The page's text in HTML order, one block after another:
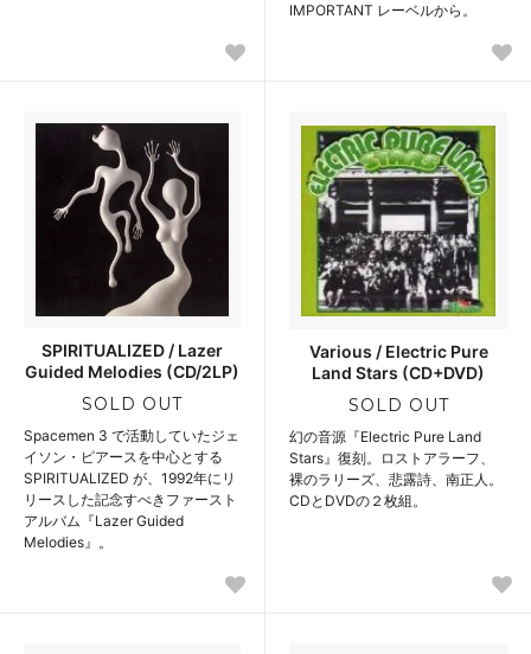
IMPORTANT レーベルから。
SPIRITUALIZED / Lazer
Guided Melodies (CD/2LP)
SOLD OUT
Spacemen 3 で活動していたジェ
イソン・ピアースを中心とする
SPIRITUALIZED が、1992年にリ
リースした記念すべきファースト
アルバム『Lazer Guided
Melodies』。
Various / Electric Pure
Land Stars (CD+DVD)
SOLD OUT
幻の音源『Electric Pure Land
Stars』復刻。ロストアラーフ、
裸のラリーズ、悲露詩、南正人。
CDとDVDの２枚組。